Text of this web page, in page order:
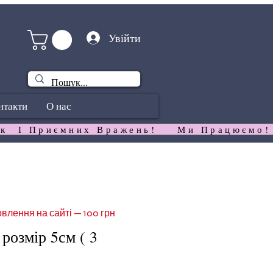
Увійти
О нас
І Приємних Вражень!
5см ( 3
на сайті — 100 грн